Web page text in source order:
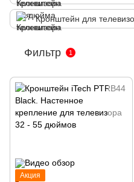
Кронштейн для
Фильтр 1
Акция